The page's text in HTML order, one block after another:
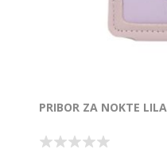
PRIBOR ZA NOKTE LILA